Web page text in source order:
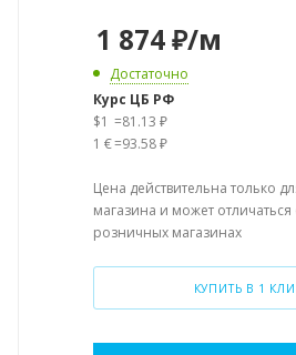
1 874₽/м
Достаточно
Курс ЦБ РФ
$1 =81.13 ₽
1 €=93.58 ₽
Цена действительна только
магазина и может отличаться
розничных магазинах
КУПИТЬ В 1